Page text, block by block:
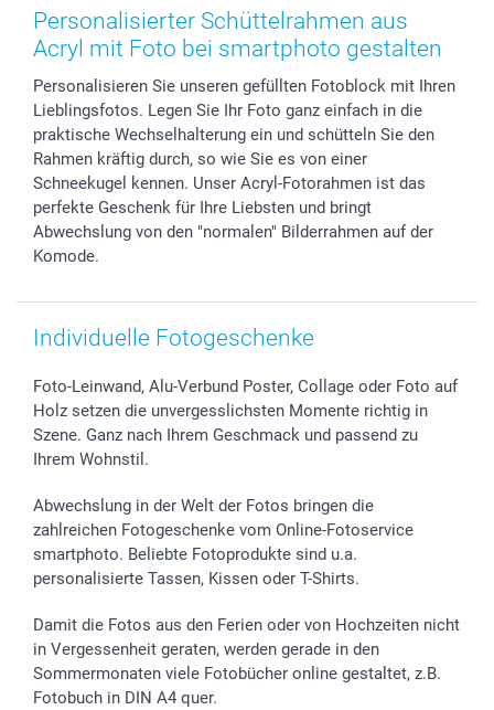
Zubehör & Material
Foto-Kalender & Agenden
Geschenk-Gutscheine (PDF)
AGB
Impressum
Partnerprogramme
Investor Relations
B2B smartbusiness
Widerrufsrecht
Muttertag
Vatertag
Hochzeit
Geburtstag
Geburt
Zu allen Anlässen
Preise und Versandkosten
Lieferfristen
Zahlungsmöglichkeiten
Anmelden /Registrieren
Sitemap
Status der Bestellung
smartfriends
smartgarantie
Personalisierter Schüttelrahmen aus
Acryl mit Foto bei smartphoto gestalten
Personalisieren Sie unseren gefüllten Fotoblock mit Ihren
Lieblingsfotos. Legen Sie Ihr Foto ganz einfach in die
praktische Wechselhalterung ein und schütteln Sie den
Rahmen kräftig durch, so wie Sie es von einer
Schneekugel kennen. Unser Acryl-Fotorahmen ist das
perfekte Geschenk für Ihre Liebsten und bringt
Abwechslung von den "normalen" Bilderrahmen auf der
Komode.
Individuelle Fotogeschenke
Foto-Leinwand, Alu-Verbund Poster, Collage oder Foto auf
Holz setzen die unvergesslichsten Momente richtig in
Szene. Ganz nach Ihrem Geschmack und passend zu
Ihrem Wohnstil.
Abwechslung in der Welt der Fotos bringen die
zahlreichen Fotogeschenke vom Online-Fotoservice
smartphoto. Beliebte Fotoprodukte sind u.a.
personalisierte Tassen, Kissen oder T-Shirts.
Damit die Fotos aus den Ferien oder von Hochzeiten nicht
in Vergessenheit geraten, werden gerade in den
Sommermonaten viele Fotobücher online gestaltet, z.B.
Fotobuch in DIN A4 quer.